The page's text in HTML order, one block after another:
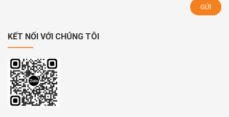
KẾT NỐI VỚI CHÚNG TÔI